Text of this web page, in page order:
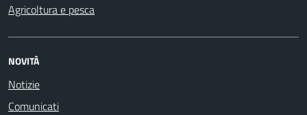
Agricoltura e pesca
NOVITÀ
Notizie
Comunicati